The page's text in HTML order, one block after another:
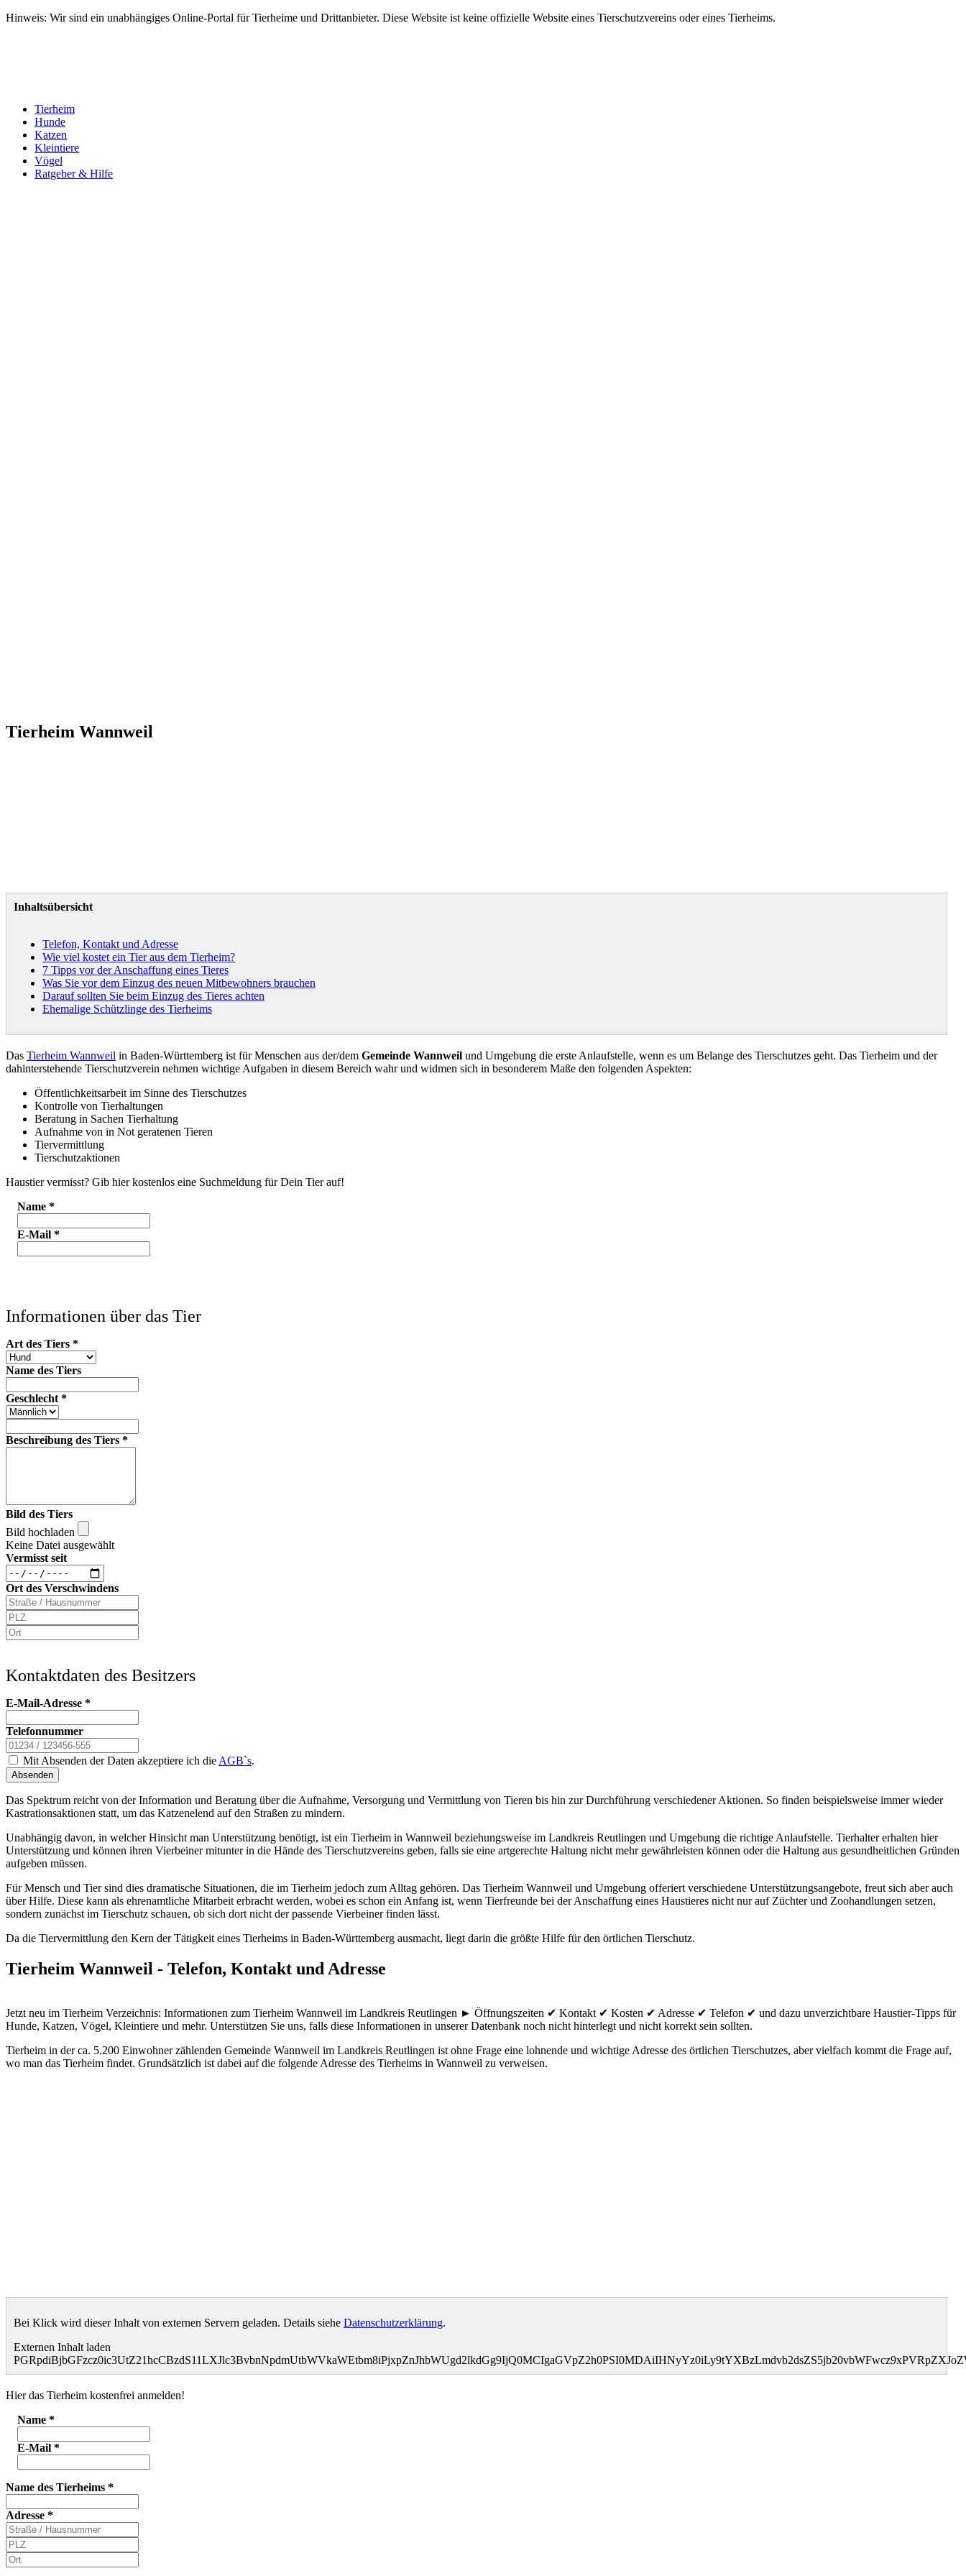
Hinweis: Wir sind ein unabhängiges Online-Portal für Tierheime und Drittanbieter. Diese Website ist keine offizielle Website eines Tierschutzvereins oder eines Tierheims.
Tierheim
Hunde
Katzen
Kleintiere
Vögel
Ratgeber & Hilfe
Tierheim Wannweil
Inhaltsübersicht
Telefon, Kontakt und Adresse
Wie viel kostet ein Tier aus dem Tierheim?
7 Tipps vor der Anschaffung eines Tieres
Was Sie vor dem Einzug des neuen Mitbewohners brauchen
Darauf sollten Sie beim Einzug des Tieres achten
Ehemalige Schützlinge des Tierheims
Das Tierheim Wannweil in Baden-Württemberg ist für Menschen aus der/dem Gemeinde Wannweil und Umgebung die erste Anlaufstelle, wenn es um Belange des Tierschutzes geht. Das Tierheim und der
dahinterstehende Tierschutzverein nehmen wichtige Aufgaben in diesem Bereich wahr und widmen sich in besonderem Maße den folgenden Aspekten:
Öffentlichkeitsarbeit im Sinne des Tierschutzes
Kontrolle von Tierhaltungen
Beratung in Sachen Tierhaltung
Aufnahme von in Not geratenen Tieren
Tiervermittlung
Tierschutzaktionen
Haustier vermisst? Gib hier kostenlos eine Suchmeldung für Dein Tier auf!
Name *
E-Mail *
Informationen über das Tier
Art des Tiers *
Name des Tiers
Geschlecht *
Beschreibung des Tiers *
Bild des Tiers
Bild hochladen
Keine Datei ausgewählt
Vermisst seit
Ort des Verschwindens
Kontaktdaten des Besitzers
E-Mail-Adresse *
Telefonnummer
Mit Absenden der Daten akzeptiere ich die AGB`s.
Absenden
Das Spektrum reicht von der Information und Beratung über die Aufnahme, Versorgung und Vermittlung von Tieren bis hin zur Durchführung verschiedener Aktionen. So finden beispielsweise immer wieder
Kastrationsaktionen statt, um das Katzenelend auf den Straßen zu mindern.
Unabhängig davon, in welcher Hinsicht man Unterstützung benötigt, ist ein Tierheim in Wannweil beziehungsweise im Landkreis Reutlingen und Umgebung die richtige Anlaufstelle. Tierhalter erhalten hier
Unterstützung und können ihren Vierbeiner mitunter in die Hände des Tierschutzvereins geben, falls sie eine artgerechte Haltung nicht mehr gewährleisten können oder die Haltung aus gesundheitlichen Gründen
aufgeben müssen.
Für Mensch und Tier sind dies dramatische Situationen, die im Tierheim jedoch zum Alltag gehören. Das Tierheim Wannweil und Umgebung offeriert verschiedene Unterstützungsangebote, freut sich aber auch
über Hilfe. Diese kann als ehrenamtliche Mitarbeit erbracht werden, wobei es schon ein Anfang ist, wenn Tierfreunde bei der Anschaffung eines Haustieres nicht nur auf Züchter und Zoohandlungen setzen,
sondern zunächst im Tierschutz schauen, ob sich dort nicht der passende Vierbeiner finden lässt.
Da die Tiervermittlung den Kern der Tätigkeit eines Tierheims in Baden-Württemberg ausmacht, liegt darin die größte Hilfe für den örtlichen Tierschutz.
Tierheim Wannweil - Telefon, Kontakt und Adresse
Jetzt neu im Tierheim Verzeichnis: Informationen zum Tierheim Wannweil im Landkreis Reutlingen ► Öffnungszeiten ✔ Kontakt ✔ Kosten ✔ Adresse ✔ Telefon ✔ und dazu unverzichtbare Haustier-Tipps für
Hunde, Katzen, Vögel, Kleintiere und mehr. Unterstützen Sie uns, falls diese Informationen in unserer Datenbank noch nicht hinterlegt und nicht korrekt sein sollten.
Tierheim in der ca. 5.200 Einwohner zählenden Gemeinde Wannweil im Landkreis Reutlingen ist ohne Frage eine lohnende und wichtige Adresse des örtlichen Tierschutzes, aber vielfach kommt die Frage auf,
wo man das Tierheim findet. Grundsätzlich ist dabei auf die folgende Adresse des Tierheims in Wannweil zu verweisen.
Bei Klick wird dieser Inhalt von externen Servern geladen. Details siehe Datenschutzerklärung.
Externen Inhalt laden
Hier das Tierheim kostenfrei anmelden!
Name *
E-Mail *
Name des Tierheims *
Adresse *